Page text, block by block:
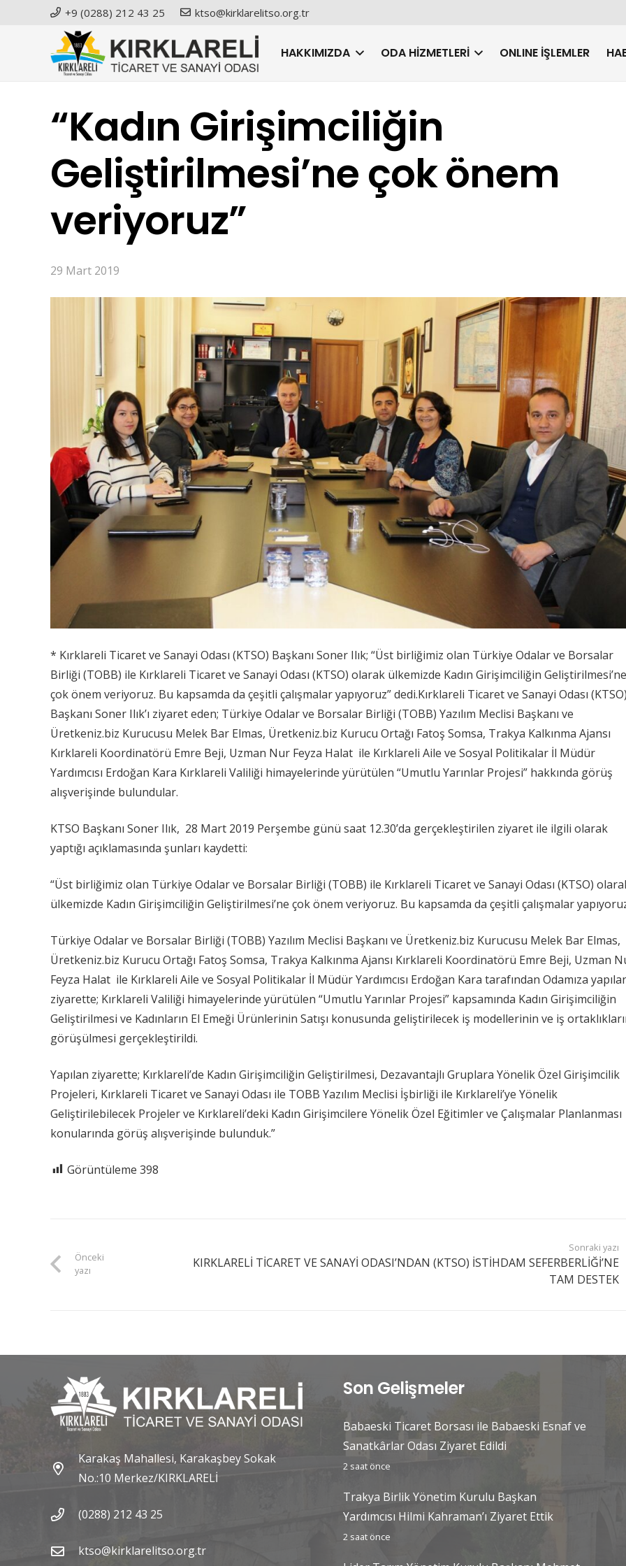
+9 (0288) 212 43 25 ktso@kirklarelitso.org.tr
HAKKIMIZDA ODA HIZMETLERI ONLINE İŞLEMLER
“Kadın Girişimciliğin
Geliştirilmesi’ne çok önem
veriyoruz”
29 Mart 2019
* Kırklareli Ticaret ve Sanayi Odası (KTSO) Başkanı Soner Ilık; “Üst birliğimiz olan Türkiye Odalar ve Borsalar
Birliği (TOBB) ile Kırklareli Ticaret ve Sanayi Odası (KTSO) olarak ülkemizde Kadın Girişimciliğin Geliştirilmesi’ne
çok önem veriyoruz. Bu kapsamda da çeşitli çalışmalar yapıyoruz” dedi.Kırklareli Ticaret ve Sanayi Odası (KTSO)
Başkanı Soner Ilık’ı ziyaret eden; Türkiye Odalar ve Borsalar Birliği (TOBB) Yazılım Meclisi Başkanı ve
Üretkeniz.biz Kurucusu Melek Bar Elmas, Üretkeniz.biz Kurucu Ortağı Fatoş Somsa, Trakya Kalkınma Ajansı
Kırklareli Koordinatörü Emre Beji, Uzman Nur Feyza Halat ile Kırklareli Aile ve Sosyal Politikalar İl Müdür
Yardımcısı Erdoğan Kara Kırklareli Valiliği himayelerinde yürütülen “Umutlu Yarınlar Projesi” hakkında görüş
alışverişinde bulundular.
KTSO Başkanı Soner Ilık, 28 Mart 2019 Perşembe günü saat 12.30’da gerçekleştirilen ziyaret ile ilgili olarak
yaptığı açıklamasında şunları kaydetti:
“Üst birliğimiz olan Türkiye Odalar ve Borsalar Birliği (TOBB) ile Kırklareli Ticaret ve Sanayi Odası (KTSO)
ülkemizde Kadın Girişimciliğin Geliştirilmesi’ne çok önem veriyoruz. Bu kapsamda da çeşitli çalışmalar
Türkiye Odalar ve Borsalar Birliği (TOBB) Yazılım Meclisi Başkanı ve Üretkeniz.biz Kurucusu Melek Bar Elmas,
Üretkeniz.biz Kurucu Ortağı Fatoş Somsa, Trakya Kalkınma Ajansı Kırklareli Koordinatörü Emre Beji, Uzman
Feyza Halat ile Kırklareli Aile ve Sosyal Politikalar İl Müdür Yardımcısı Erdoğan Kara tarafından Odamıza
ziyarette; Kırklareli Valiliği himayelerinde yürütülen “Umutlu Yarınlar Projesi” kapsamında Kadın Girişimciliğin
Geliştirilmesi ve Kadınların El Emeği Ürünlerinin Satışı konusunda geliştirilecek iş modellerinin ve iş
görüşülmesi gerçekleştirildi.
Yapılan ziyarette; Kırklareli’de Kadın Girişimciliğin Geliştirilmesi, Dezavantajlı Gruplara Yönelik Özel Girişimcilik
Projeleri, Kırklareli Ticaret ve Sanayi Odası ile TOBB Yazılım Meclisi İşbirliği ile Kırklareli’ye Yönelik
Geliştirilebilecek Projeler ve Kırklareli’deki Kadın Girişimcilere Yönelik Özel Eğitimler ve Çalışmalar Planlanması
konularında görüş alışverişinde bulunduk.”
Görüntüleme 398
Önceki
yazı
Sonraki yazı
KIRKLARELİ TİCARET VE SANAYİ ODASI’NDAN (KTSO) İSTİHDAM SEFERBERLİĞİ’NE
TAM DESTEK
Karakaş Mahallesi, Karakaşbey Sokak
No.:10 Merkez/KIRKLARELİ
(0288) 212 43 25
ktso@kirklarelitso.org.tr
Son Gelişmeler
Babaeski Ticaret Borsası ile Babaeski Esnaf ve
Sanatkârlar Odası Ziyaret Edildi
2 saat önce
Trakya Birlik Yönetim Kurulu Başkan
Yardımcısı Hilmi Kahraman’ı Ziyaret Ettik
2 saat önce